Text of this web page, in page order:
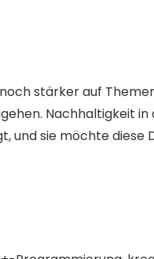
stärker auf
Nachhaltigkeit in
und sie möchte diese